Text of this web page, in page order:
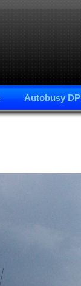
Autobusy